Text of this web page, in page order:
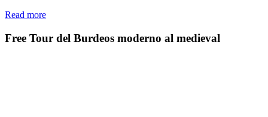
Read more
Free Tour del Burdeos moderno al medieval